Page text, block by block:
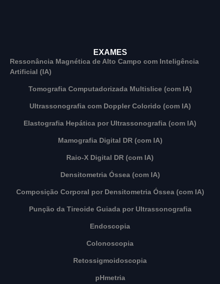
EXAMES
Ressonância Magnética de Alto Campo com Inteligência
Artificial (IA)
Tomografia Computadorizada Multislice (com IA)
Ultrassonografia com Doppler Colorido (com IA)
Elastografia Hepática por Ultrassonografia (com IA)
Mamografia Digital DR (com IA)
Raio-X Digital DR (com IA)
Densitometria Óssea (com IA)
Composição Corporal por Densitometria Óssea (com IA)
Punção da Tireoide Guiada por Ultrassonografia
Endoscopia
Colonoscopia
Retossigmoidoscopia
pHmetria